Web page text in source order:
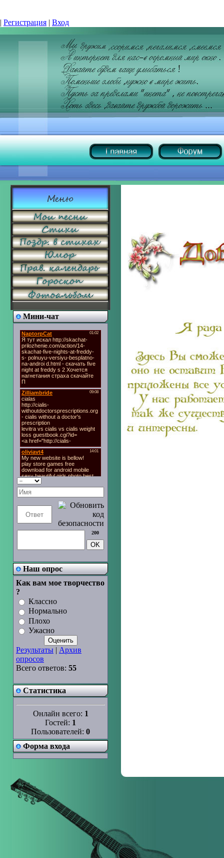
| Регистрация | Вход
Мини-чат
200
Наш опрос
Как вам мое творчество
?
Классно
Нормально
Плохо
Ужасно
Результаты | Архив
опросов
Всего ответов: 55
Статистика
Онлайн всего: 1
Гостей: 1
Пользователей: 0
Форма входа